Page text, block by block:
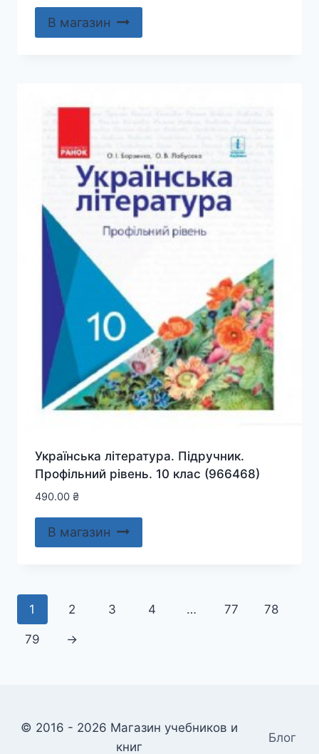
В магазин
Українська література. Підручник.
Профільний рівень. 10 клас (966468)
490.00 ₴
В магазин
1 2 3 4 … 77 78
79 →
© 2016 - 2026 Магазин учебников и
книг
Блог